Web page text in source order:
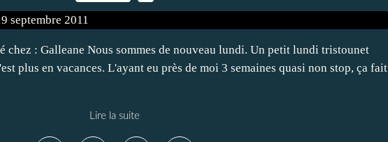
chez : Galleane Nous sommes de nouveau lundi. Un petit lundi tristounet
plus en vacances. L'ayant eu près de moi 3 semaines quasi non stop, ça fait
Lire la suite